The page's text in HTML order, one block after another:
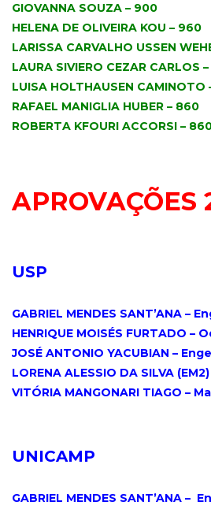
GIOVANNA SOUZA – 900
HELENA DE OLIVEIRA KOU – 960
LARISSA CARVALHO USSEN
LAURA SIVIERO CEZAR CARLOS
LUISA HOLTHAUSEN CAMINOTO
RAFAEL MANIGLIA HUBER – 860
ROBERTA KFOURI ACCORSI –
APROVAÇÕES
USP
GABRIEL MENDES SANT’ANA –
HENRIQUE MOISÉS FURTADO –
JOSÉ ANTONIO YACUBIAN –
LORENA ALESSIO DA SILVA
VITÓRIA MANGONARI TIAGO –
UNICAMP
GABRIEL MENDES SANT’ANA –